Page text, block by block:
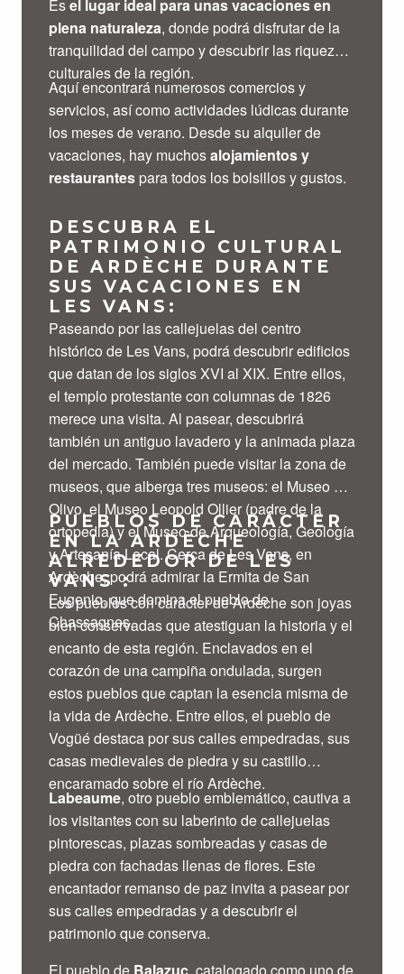
Esel lugar ideal para unas vacaciones en
plena naturaleza, donde podrá disfrutar de la
tranquilidad del campo y descubrir las riquezas
culturales de la región.
Aquí encontrará numerosos comercios y
servicios, así como actividades lúdicas durante
los meses de verano. Desde su alquiler de
vacaciones, hay muchosalojamientos y
restaurantes para todos los bolsillos y gustos.
DESCUBRA EL
PATRIMONIO CULTURAL
DE ARDÈCHE DURANTE
SUS VACACIONES EN
LES VANS:
Paseando por las callejuelas del centro
histórico de Les Vans, podrá descubrir edificios
que datan de los siglos XVI al XIX. Entre ellos,
el templo protestante con columnas de 1826
merece una visita. Al pasear, descubrirá
también un antiguo lavadero y la animada plaza
del mercado. También puede visitar la zona de
museos, que alberga tres museos: el Museo del
Olivo, el Museo Leopold Ollier (padre de la
ortopedia) y el Museo de Arqueología, Geología
y Artesanía Local. Cerca de Les Vans, en
Ardèche, podrá admirar la Ermita de San
Eugenio, que domina el pueblo de
Chassagnes.
PUEBLOS DE CARÁCTER
EN LA ARDÈCHE
ALREDEDOR DE LES
VANS :
Los pueblos con carácter de Ardèche son joyas
bien conservadas que atestiguan la historia y el
encanto de esta región. Enclavados en el
corazón de una campiña ondulada, surgen
estos pueblos que captan la esencia misma de
la vida de Ardèche. Entre ellos, el pueblo de
Vogüé destaca por sus calles empedradas, sus
casas medievales de piedra y su castillo
encaramado sobre el río Ardèche.
Labeaume, otro pueblo emblemático, cautiva a
los visitantes con su laberinto de callejuelas
pintorescas, plazas sombreadas y casas de
piedra con fachadas llenas de flores. Este
encantador remanso de paz invita a pasear por
sus calles empedradas y a descubrir el
patrimonio que conserva.